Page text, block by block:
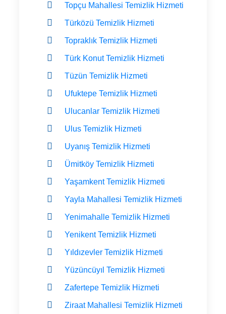
Topçu Mahallesi Temizlik Hizmeti
Türközü Temizlik Hizmeti
Topraklık Temizlik Hizmeti
Türk Konut Temizlik Hizmeti
Tüzün Temizlik Hizmeti
Ufuktepe Temizlik Hizmeti
Ulucanlar Temizlik Hizmeti
Ulus Temizlik Hizmeti
Uyanış Temizlik Hizmeti
Ümitköy Temizlik Hizmeti
Yaşamkent Temizlik Hizmeti
Yayla Mahallesi Temizlik Hizmeti
Yenimahalle Temizlik Hizmeti
Yenikent Temizlik Hizmeti
Yıldızevler Temizlik Hizmeti
Yüzüncüyıl Temizlik Hizmeti
Zafertepe Temizlik Hizmeti
Ziraat Mahallesi Temizlik Hizmeti